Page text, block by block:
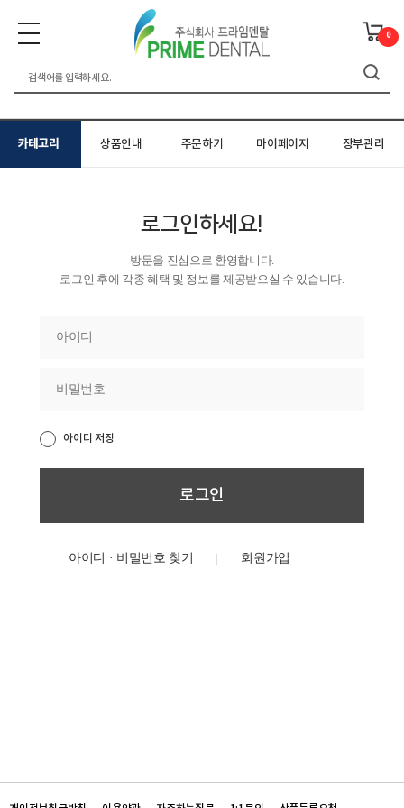
0
카테고리 상품안내 주문하기 마이페이지 장부관리
로그인하세요!
방문을 진심으로 환영합니다.
로그인 후에 각종 혜택 및 정보를 제공받으실 수 있습니다.
아이디 저장
아이디 · 비밀번호 찾기